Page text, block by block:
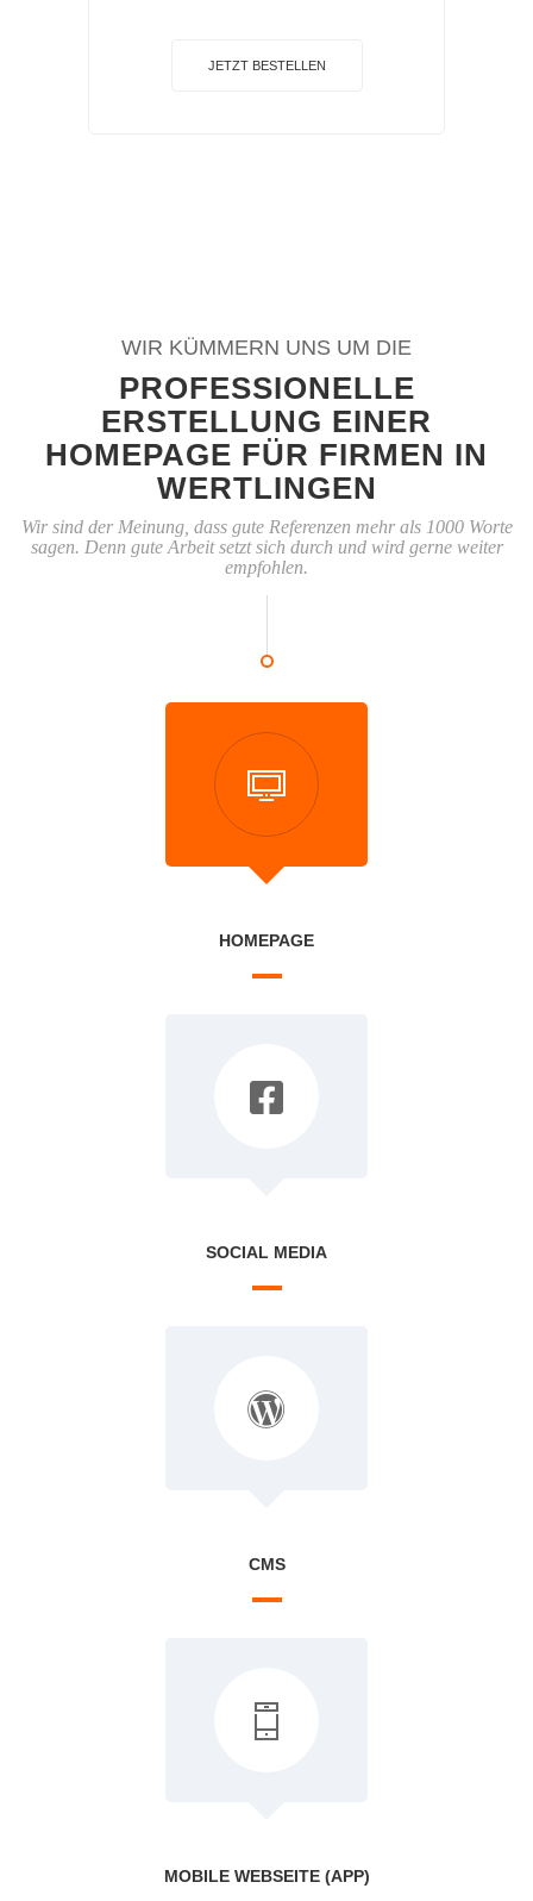
JETZT BESTELLEN
WIR KÜMMERN UNS UM DIE
PROFESSIONELLE
ERSTELLUNG EINER
HOMEPAGE FÜR FIRMEN IN
WERTLINGEN
Wir sind der Meinung, dass gute Referenzen mehr als 1000 Worte
sagen. Denn gute Arbeit setzt sich durch und wird gerne weiter
empfohlen.
HOMEPAGE
SOCIAL MEDIA
CMS
MOBILE WEBSEITE (APP)